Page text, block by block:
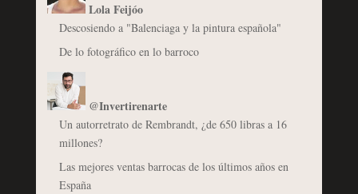
Lola Feijóo
Descosiendo a "Balenciaga y la pintura española"
De lo fotográfico en lo barroco
@Invertirenarte
Un autorretrato de Rembrandt, ¿de 650 libras a 16
millones?
Las mejores ventas barrocas de los últimos años en
España